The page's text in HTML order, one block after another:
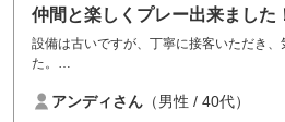
仲間と楽しくプレー出来ました
設備は古いですが、丁寧に接客いただき
た。
笑 アンディさん （男性 / 40代）